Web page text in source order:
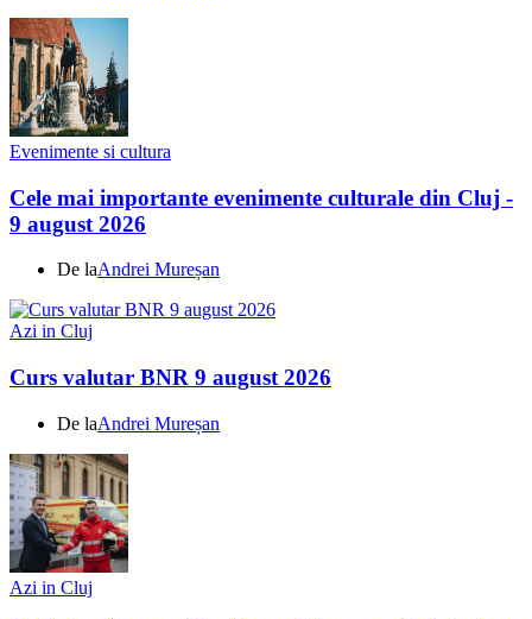
Evenimente si cultura
Cele mai importante evenimente culturale din Cluj -
9 august 2026
De laAndrei Mureșan
Azi in Cluj
Curs valutar BNR 9 august 2026
De laAndrei Mureșan
Azi in Cluj